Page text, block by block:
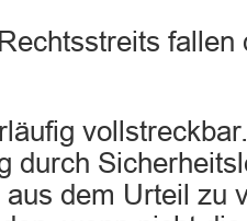
fallen
durch
aus dem Urteil zu